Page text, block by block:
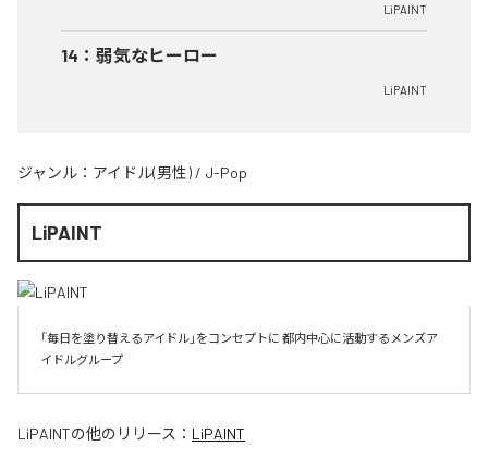
LiPAINT
14 ： 弱気なヒーロー
LiPAINT
ジャンル： アイドル(男性) / J-Pop
LiPAINT
「毎日を塗り替えるアイドル」をコンセプトに 都内中心に活動するメンズア
イドルグループ
LiPAINTの他のリリース： LiPAINT